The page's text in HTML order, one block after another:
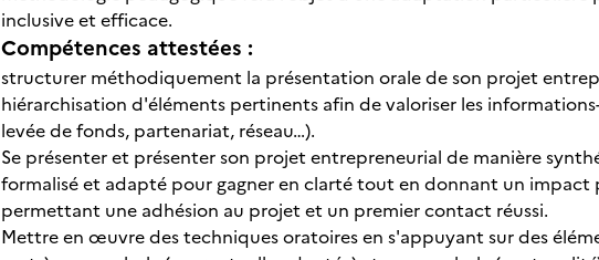
inclusive et efficace.
Compétences attestées :
structurer méthodiquement la présentation orale de son projet
hiérarchisation d'éléments pertinents afin de valoriser les
levée de fonds, partenariat, réseau…).
Se présenter et présenter son projet entrepreneurial de manière
formalisé et adapté pour gagner en clarté tout en donnant un
permettant une adhésion au projet et un premier contact réussi.
Mettre en œuvre des techniques oratoires en s'appuyant sur des